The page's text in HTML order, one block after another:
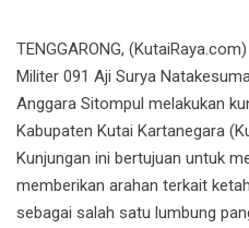
TENGGARONG,
Militer 091 Aji Surya
Anggara Sitompul melakukan
Kabupaten Kutai Kartanegara
Kunjungan ini bertujuan untuk
memberikan arahan terkait
sebagai salah satu lumbung